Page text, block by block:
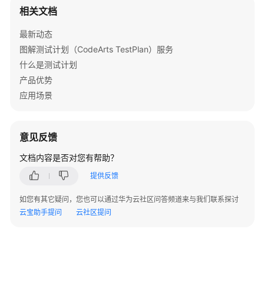
佳
践
API
参
考
问
题
测
试
计
相关文档
最新动态
图解测试计划（CodeArts TestPlan）服务
什么是测试计划
产品优势
应用场景
意见反馈
文档内容是否对您有帮助？
提供反馈
如您有其它疑问，您也可以通过华为云社区问答频道来与我们联系探讨
云宝助手提问
云社区提问